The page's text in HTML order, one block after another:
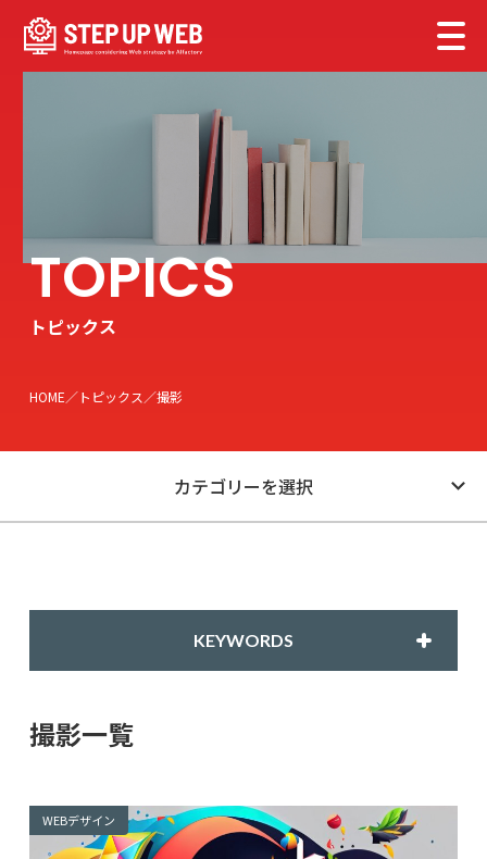
トピックス
HOME トピックス 撮影
カテゴリーを選択
KEYWORDS
撮影一覧
WEBデザイン